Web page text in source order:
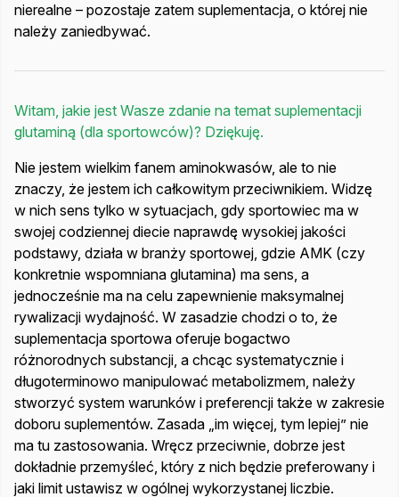
nierealne – pozostaje zatem suplementacja, o której nie
należy zaniedbywać.
Witam, jakie jest Wasze zdanie na temat suplementacji
glutaminą (dla sportowców)? Dziękuję.
Nie jestem wielkim fanem aminokwasów, ale to nie
znaczy, że jestem ich całkowitym przeciwnikiem. Widzę
w nich sens tylko w sytuacjach, gdy sportowiec ma w
swojej codziennej diecie naprawdę wysokiej jakości
podstawy, działa w branży sportowej, gdzie AMK (czy
konkretnie wspomniana glutamina) ma sens, a
jednocześnie ma na celu zapewnienie maksymalnej
rywalizacji wydajność. W zasadzie chodzi o to, że
suplementacja sportowa oferuje bogactwo
różnorodnych substancji, a chcąc systematycznie i
długoterminowo manipulować metabolizmem, należy
stworzyć system warunków i preferencji także w zakresie
doboru suplementów. Zasada „im więcej, tym lepiej” nie
ma tu zastosowania. Wręcz przeciwnie, dobrze jest
dokładnie przemyśleć, który z nich będzie preferowany i
jaki limit ustawisz w ogólnej wykorzystanej liczbie.